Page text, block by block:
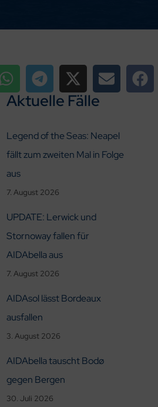
Aktuelle Fälle
Legend of the Seas: Neapel
fällt zum zweiten Mal in Folge
aus
7. August 2026
UPDATE: Lerwick und
Stornoway fallen für
AIDAbella aus
7. August 2026
AIDAsol lässt Bordeaux
ausfallen
3. August 2026
AIDAbella tauscht Bodø
gegen Bergen
30. Juli 2026